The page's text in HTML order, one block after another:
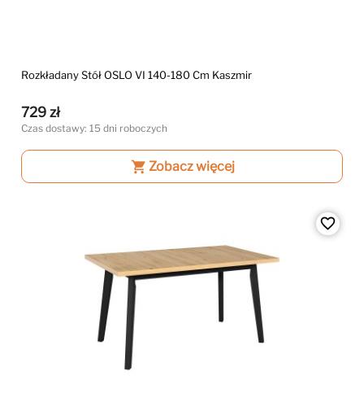
Rozkładany Stół OSLO VI 140-180 Cm Kaszmir
729 zł
Czas dostawy: 15 dni roboczych
shopping_cart Zobacz więcej
favorite_border